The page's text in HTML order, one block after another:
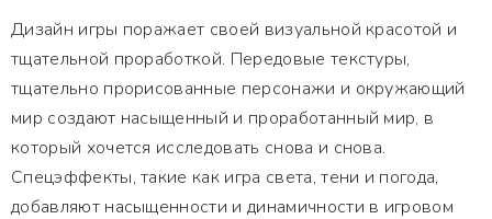
Дизайн игры поражает своей визуальной красотой и
тщательной проработкой. Передовые текстуры,
тщательно прорисованные персонажи и окружающий
мир создают насыщенный и проработанный мир, в
который хочется исследовать снова и снова.
Спецэффекты, такие как игра света, тени и погода,
добавляют насыщенности и динамичности в игровом